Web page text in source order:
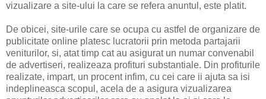
vizualizare a site-ului la care se refera anuntul, este platit.
De obicei, site-urile care se ocupa cu astfel de organizare de
publicitate online platesc lucratorii prin metoda partajarii
veniturilor, si, atat timp cat au asigurat un numar convenabil
de advertiseri, realizeaza profituri substantiale. Din profiturile
realizate, impart, un procent infim, cu cei care ii ajuta sa isi
indeplineasca scopul, acela de a asigura vizualizarea